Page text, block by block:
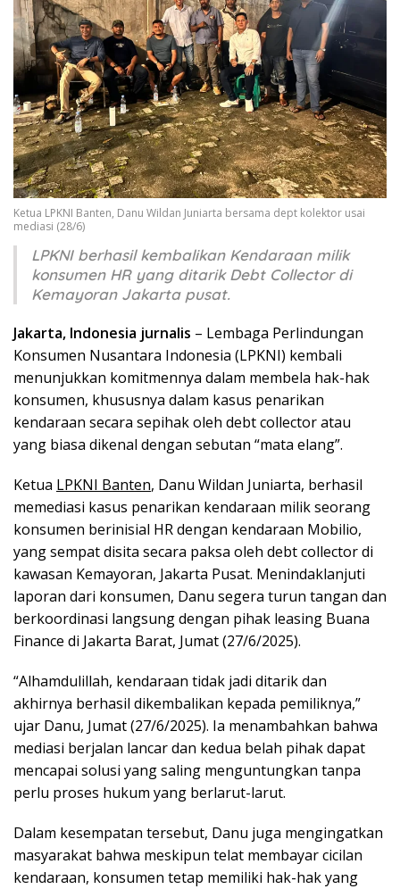
Ketua LPKNI Banten, Danu Wildan Juniarta bersama dept kolektor usai
mediasi (28/6)
LPKNI berhasil kembalikan Kendaraan milik
konsumen HR yang ditarik Debt Collector di
Kemayoran Jakarta pusat.
Jakarta, Indonesia jurnalis – Lembaga Perlindungan
Konsumen Nusantara Indonesia (LPKNI) kembali
menunjukkan komitmennya dalam membela hak-hak
konsumen, khususnya dalam kasus penarikan
kendaraan secara sepihak oleh debt collector atau
yang biasa dikenal dengan sebutan “mata elang”.
Ketua LPKNI Banten, Danu Wildan Juniarta, berhasil
memediasi kasus penarikan kendaraan milik seorang
konsumen berinisial HR dengan kendaraan Mobilio,
yang sempat disita secara paksa oleh debt collector di
kawasan Kemayoran, Jakarta Pusat. Menindaklanjuti
laporan dari konsumen, Danu segera turun tangan dan
berkoordinasi langsung dengan pihak leasing Buana
Finance di Jakarta Barat, Jumat (27/6/2025).
“Alhamdulillah, kendaraan tidak jadi ditarik dan
akhirnya berhasil dikembalikan kepada pemiliknya,”
ujar Danu, Jumat (27/6/2025). Ia menambahkan bahwa
mediasi berjalan lancar dan kedua belah pihak dapat
mencapai solusi yang saling menguntungkan tanpa
perlu proses hukum yang berlarut-larut.
Dalam kesempatan tersebut, Danu juga mengingatkan
masyarakat bahwa meskipun telat membayar cicilan
kendaraan, konsumen tetap memiliki hak-hak yang